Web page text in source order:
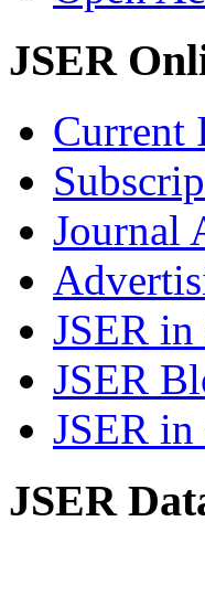
JSER
Current
Journal
JSER in
JSER
JSER in
JSER